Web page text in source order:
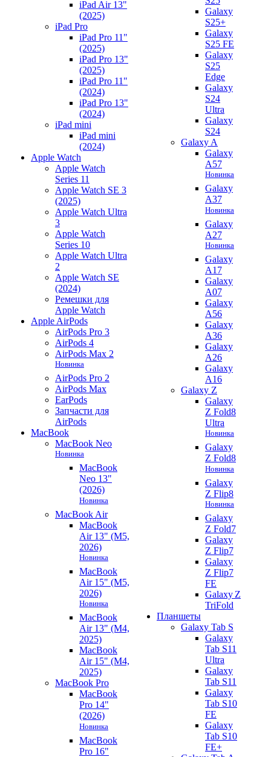
iPad Air 13"
(2025)
iPad Pro
iPad Pro 11"
(2025)
iPad Pro 13"
(2025)
iPad Pro 11"
(2024)
iPad Pro 13"
(2024)
iPad mini
iPad mini
(2024)
Apple Watch
Apple Watch
Series 11
Apple Watch SE 3
(2025)
Apple Watch Ultra
3
Apple Watch
Series 10
Apple Watch Ultra
2
Apple Watch SE
(2024)
Ремешки для
Apple Watch
Apple AirPods
AirPods Pro 3
AirPods 4
AirPods Max 2
Новинка
AirPods Pro 2
AirPods Max
EarPods
Запчасти для
AirPods
MacBook
MacBook Neo
Новинка
MacBook
Neo 13"
(2026)
Новинка
MacBook Air
MacBook
Air 13" (M5,
2026)
Новинка
MacBook
Air 15" (M5,
2026)
Новинка
MacBook
Air 13" (M4,
2025)
MacBook
Air 15" (M4,
2025)
MacBook Pro
MacBook
Pro 14"
(2026)
Новинка
MacBook
Pro 16"
Galaxy
S25+
Galaxy
S25 FE
Galaxy
S25
Edge
Galaxy
S24
Ultra
Galaxy
S24
Galaxy A
Galaxy
A57
Новинка
Galaxy
A37
Новинка
Galaxy
A27
Новинка
Galaxy
A17
Galaxy
A07
Galaxy
A56
Galaxy
A36
Galaxy
A26
Galaxy
A16
Galaxy Z
Galaxy
Z Fold8
Ultra
Новинка
Galaxy
Z Fold8
Новинка
Galaxy
Z Flip8
Новинка
Galaxy
Z Fold7
Galaxy
Z Flip7
Galaxy
Z Flip7
FE
Galaxy Z
TriFold
Планшеты
Galaxy Tab S
Galaxy
Tab S11
Ultra
Galaxy
Tab S11
Galaxy
Tab S10
FE
Galaxy
Tab S10
FE+